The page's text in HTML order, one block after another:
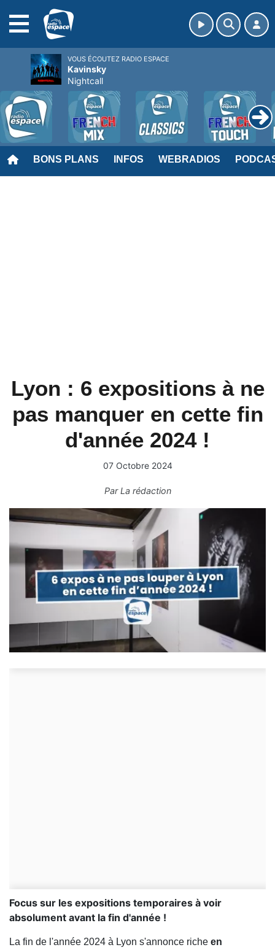
BONS PLANS INFOS WEBRADIOS
Lyon : 6 expositions à ne
pas manquer en cette fin
d'année 2024 !
07 Octobre 2024
ParLa rédaction
Focus sur les expositions temporaires à voir
absolument avant la fin d'année !
La fin de l'année 2024 à Lyon s'annonce riche en
VOUS ÉCOUTEZ RADIO ESPACE
Kavinsky
Nightcall